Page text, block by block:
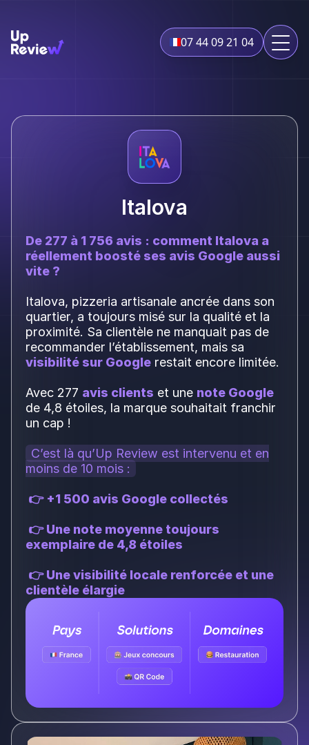
07 44 09 21 04
Italova
De 277 à 1 756 avis : comment Italova a
réellement boosté ses avis Google aussi
vite ?
Italova, pizzeria artisanale ancrée dans son
quartier, a toujours misé sur la qualité et la
proximité. Sa clientèle ne manquait pas de
recommander l’établissement, mais sa
visibilité sur Google restait encore limitée.
Avec 277 avis clients et une note Google
de 4,8 étoiles, la marque souhaitait franchir
un cap !
C’est là qu’Up Review est intervenu et en
moins de 10 mois :
👉 +1 500 avis Google collectés
👉 Une note moyenne toujours
exemplaire de 4,8 étoiles
👉 Une visibilité locale renforcée et une
clientèle élargie